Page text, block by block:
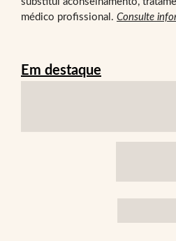
médico profissional. Consulte
Em destaque